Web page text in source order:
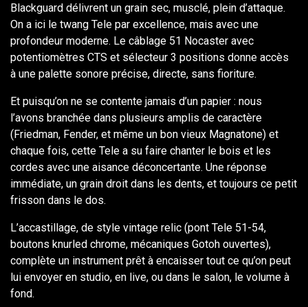
Blackguard délivrent un grain sec, musclé, plein d’attaque.
On a ici le twang Tele par excellence, mais avec une
profondeur moderne. Le câblage 51 Nocaster avec
potentiomètres CTS et sélecteur 3 positions donne accès
à une palette sonore précise, directe, sans fioriture.
Et puisqu’on ne se contente jamais d’un papier : nous
l’avons branchée dans plusieurs amplis de caractère
(Friedman, Fender, et même un bon vieux Magnatone) et
chaque fois, cette Tele a su faire chanter le bois et les
cordes avec une aisance déconcertante. Une réponse
immédiate, un grain droit dans les dents, et toujours ce petit
frisson dans le dos.
L’accastillage, de style vintage relic (pont Tele 51-54,
boutons knurled chrome, mécaniques Gotoh ouvertes),
complète un instrument prêt à encaisser tout ce qu’on peut
lui envoyer en studio, en live, ou dans le salon, le volume à
fond.